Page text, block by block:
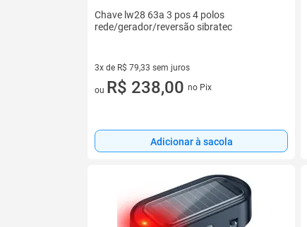
Chave lw28 63a 3 pos 4 polos
rede/gerador/reversão sibratec
3x de R$ 79,33 sem juros
3 vez de R$ 79,33 sem juros
ou R$ 238,00 no Pix
Adicionar à sacola